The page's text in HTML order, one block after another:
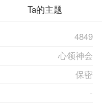
Ta的主题
4849
心领神会
保密
-